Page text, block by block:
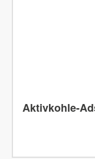
Aktivkohle-